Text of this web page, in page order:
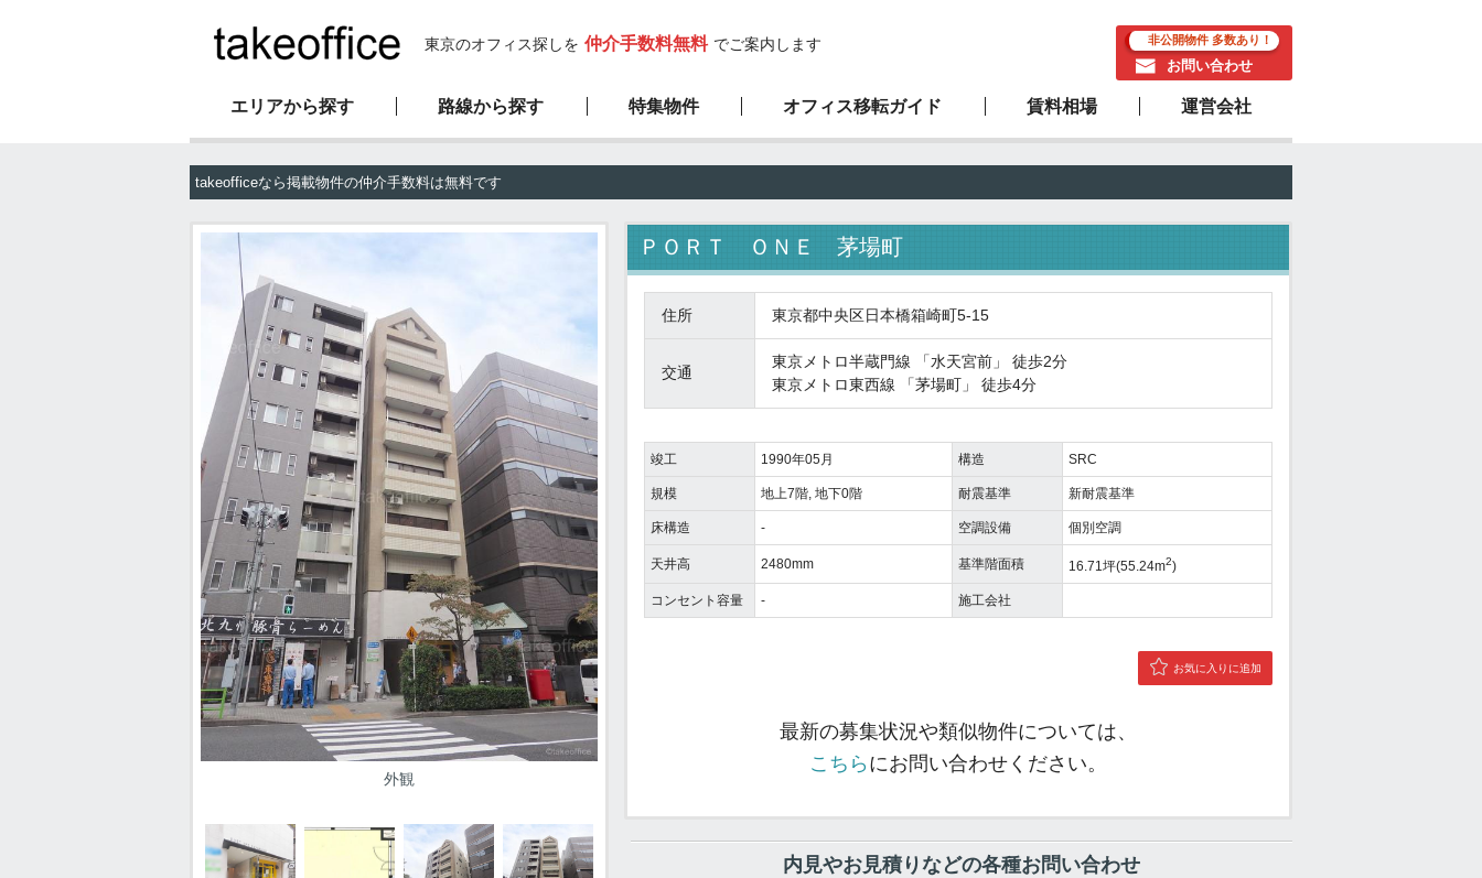
東京のオフィス探しを 仲介手数料無料 でご案内します 非公開物件 多数あり！
お問い合わせ
エリアから探す 路線から探す 特集物件
新耐震基準物件 高層ビル物件 新築物件 駅近物件
オフィス移転ガイド
オフィス移転マニュアル サービスの流れ
賃料相場 運営会社
会社概要 弊社の特徴
takeofficeなら掲載物件の仲介手数料は無料です
ＰＯＲＴ ＯＮＥ 茅場町
住所 東京都中央区日本橋箱崎町5-15
交通
東京メトロ半蔵門線 「水天宮前 」 徒歩2分
東京メトロ東西線 「茅場町 」 徒歩4分
竣工 1990年05月 構造 SRC
規模 地上7階, 地下0階 耐震基準 新耐震基準
床構造 - 空調設備 個別空調
天井高 2480mm 基準階面積 16.71坪(55.24m2)
コンセント容量 - 施工会社
お気に入りに追加
最新の募集状況や類似物件については、
こちら にお問い合わせください。
外観
内見やお見積りなどの各種お問い合わせ